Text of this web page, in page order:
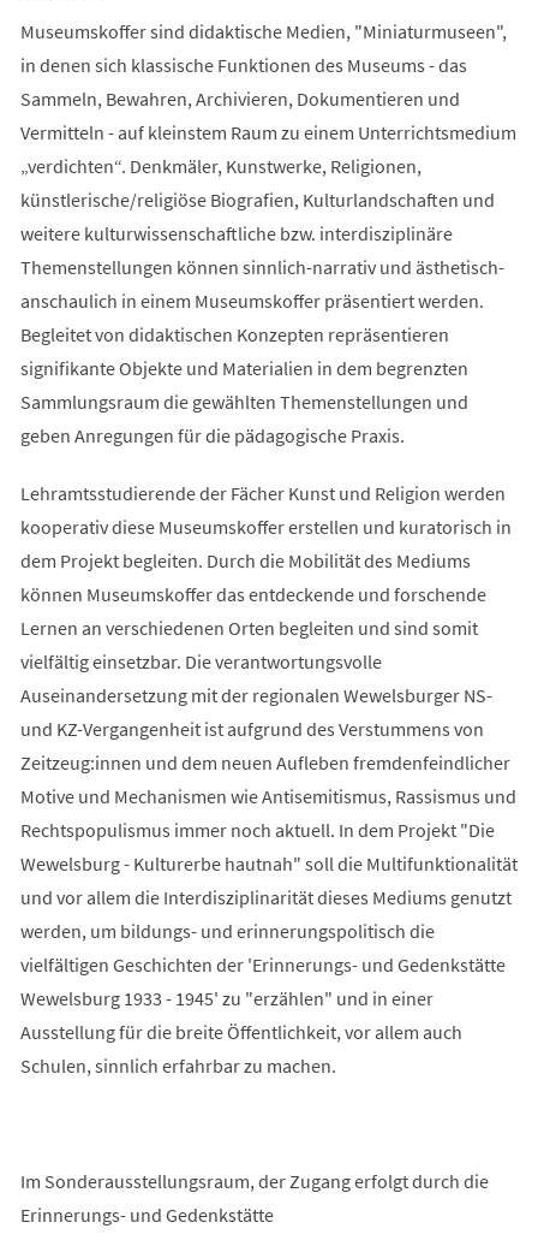
Museumskoffer sind didaktische Medien, "Miniaturmuseen",
in denen sich klassische Funktionen des Museums - das
Sammeln, Bewahren, Archivieren, Dokumentieren und
Vermitteln - auf kleinstem Raum zu einem Unterrichtsmedium
„verdichten“. Denkmäler, Kunstwerke, Religionen,
künstlerische/religiöse Biografien, Kulturlandschaften und
weitere kulturwissenschaftliche bzw. interdisziplinäre
Themenstellungen können sinnlich-narrativ und ästhetisch-
anschaulich in einem Museumskoffer präsentiert werden.
Begleitet von didaktischen Konzepten repräsentieren
signifikante Objekte und Materialien in dem begrenzten
Sammlungsraum die gewählten Themenstellungen und
geben Anregungen für die pädagogische Praxis.
Lehramtsstudierende der Fächer Kunst und Religion werden
kooperativ diese Museumskoffer erstellen und kuratorisch in
dem Projekt begleiten. Durch die Mobilität des Mediums
können Museumskoffer das entdeckende und forschende
Lernen an verschiedenen Orten begleiten und sind somit
vielfältig einsetzbar. Die verantwortungsvolle
Auseinandersetzung mit der regionalen Wewelsburger NS-
und KZ-Vergangenheit ist aufgrund des Verstummens von
Zeitzeug:innen und dem neuen Aufleben fremdenfeindlicher
Motive und Mechanismen wie Antisemitismus, Rassismus und
Rechtspopulismus immer noch aktuell. In dem Projekt "Die
Wewelsburg - Kulturerbe hautnah" soll die Multifunktionalität
und vor allem die Interdisziplinarität dieses Mediums genutzt
werden, um bildungs- und erinnerungspolitisch die
vielfältigen Geschichten der 'Erinnerungs- und Gedenkstätte
Wewelsburg 1933 - 1945' zu "erzählen" und in einer
Ausstellung für die breite Öffentlichkeit, vor allem auch
Schulen, sinnlich erfahrbar zu machen.
Im Sonderausstellungsraum, der Zugang erfolgt durch die
Erinnerungs- und Gedenkstätte